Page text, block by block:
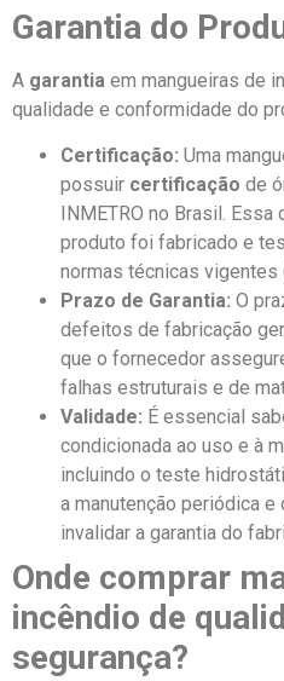
Garantia do
A garantia em mangueiras de
qualidade e conformidade do
Certificação: Uma
possuir certificação de
INMETRO no Brasil.
produto foi fabricado e
normas técnicas vigentes
Prazo de Garantia: O
defeitos de fabricação
que o fornecedor
falhas estruturais e de
Validade: É essencial
condicionada ao uso e à
incluindo o teste
a manutenção periódica
invalidar a garantia do
Onde comprar
incêndio de
segurança?